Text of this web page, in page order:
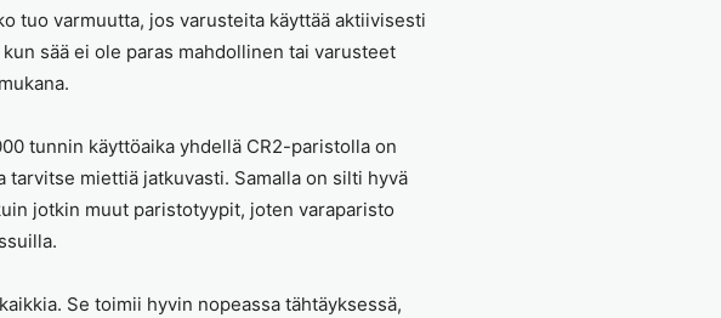
tuo varmuutta, jos varusteita käyttää aktiivisesti
sää ei ole paras mahdollinen tai varusteet
tunnin käyttöaika yhdellä CR2-paristolla on
miettiä jatkuvasti. Samalla on silti hyvä
jotkin muut paristotyypit, joten varaparisto
Se toimii hyvin nopeassa tähtäyksessä,